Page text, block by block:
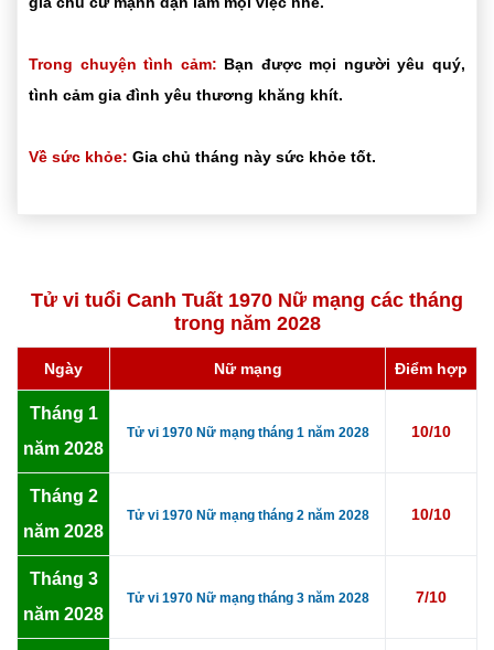
Trong chuyện tình cảm: Bạn được mọi người yêu quý,
tình cảm gia đình yêu thương khăng khít.
Về sức khỏe: Gia chủ tháng này sức khỏe tốt.
Tử vi tuổi Canh Tuất 1970 Nữ mạng các tháng
trong năm 2028
Ngày Nữ mạng Điểm hợp
Tháng 1
năm 2028
Tử vi 1970 Nữ mạng tháng 1 năm 2028 10/10
Tháng 2
năm 2028
Tử vi 1970 Nữ mạng tháng 2 năm 2028 10/10
Tháng 3
năm 2028
Tử vi 1970 Nữ mạng tháng 3 năm 2028 7/10